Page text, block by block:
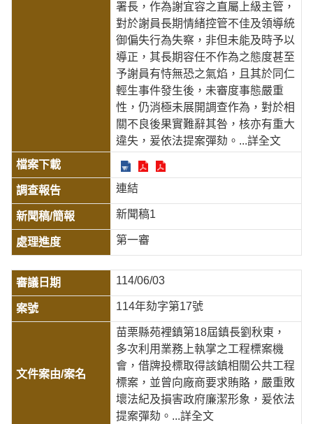
署長，作為謝宜容之直屬上級主管，
對於謝員長期情緒控管不佳及領導統
御偏失行為失察，非但未能及時予以
導正，其長期容任不作為之態度甚至
予謝員有恃無恐之氣焰，且其於同仁
輕生事件發生後，未審度事態嚴重
性，仍消極未展開調查作為，對於相
關不良後果實難辭其咎，核亦有重大
違失，爰依法提案彈劾。 ...詳全文
連結
新聞稿1
第一審
114/06/03
114年劾字第17號
苗栗縣苑裡鎮第18屆鎮長劉秋東，
多次利用業務上執掌之工程標案機
會，借牌投標取得該鎮相關公共工程
標案，並曾向廠商要求賄賂，嚴重敗
壞法紀及損害政府廉潔形象，爰依法
提案彈劾。 ...詳全文